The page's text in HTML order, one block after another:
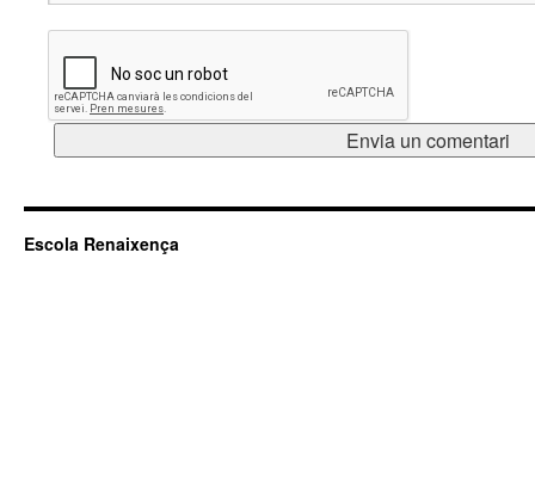
Escola Renaixença